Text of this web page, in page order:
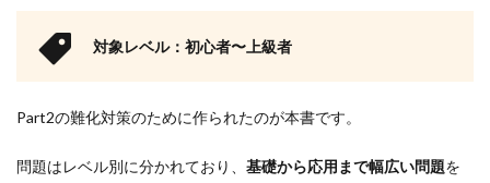
対象レベル：初心者〜上級者
Part2の難化対策のために作られたのが本書です。
問題はレベル別に分かれており、 基礎から応用まで幅広い問題を